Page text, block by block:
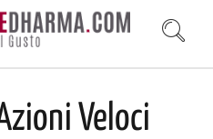
Veloci